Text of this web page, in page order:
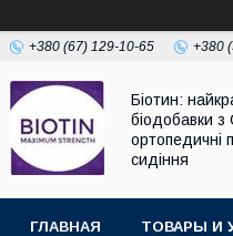
+380 (67) 129-10-65 +380
Біотин:
біодобавки
ортопедичні
сидіння
ГЛАВНАЯ ТОВАРЫ И